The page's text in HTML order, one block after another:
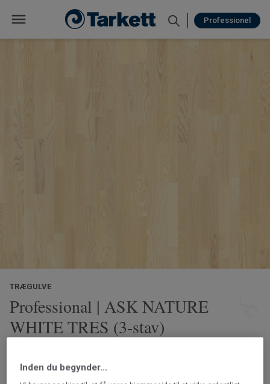
Professionel
TRÆGULVE
Professional | ASK NATURE
WHITE TRES (3-stav)
14 mm parketgulve i ask og eg, tilgængelige i forskellige
Inden du begynder...